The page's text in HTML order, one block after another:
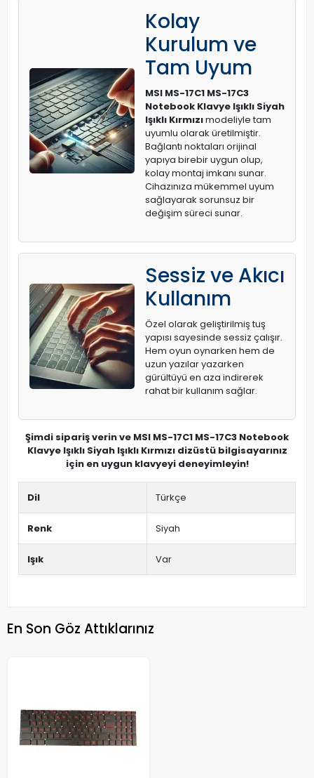
Kolay
Kurulum ve
Tam Uyum
MSI MS-17C1 MS-17C3
Notebook Klavye Işıklı Siyah
Işıklı Kırmızımodeliyle tam
uyumlu olarak üretilmiştir.
Bağlantı noktaları orijinal
yapıya birebir uygun olup,
kolay montaj imkanı sunar.
Cihazınıza mükemmel uyum
sağlayarak sorunsuz bir
değişim süreci sunar.
Sessiz ve Akıcı
Kullanım
Özel olarak geliştirilmiş tuş
yapısı sayesinde sessiz çalışır.
Hem oyun oynarken hem de
uzun yazılar yazarken
gürültüyü en aza indirerek
rahat bir kullanım sağlar.
Şimdi sipariş verin ve MSI MS-17C1 MS-17C3 Notebook
Klavye Işıklı Siyah Işıklı Kırmızı dizüstü bilgisayarınız
için en uygun klavyeyi deneyimleyin!
Dil Türkçe
Renk Siyah
Işık Var
En Son Göz Attıklarınız